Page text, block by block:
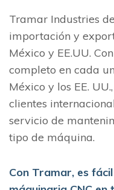
Tramar Industries
importación y
México y EE.UU.
completo en cada
México y los EE.
clientes
servicio de
tipo de máquina.
Con Tramar, es